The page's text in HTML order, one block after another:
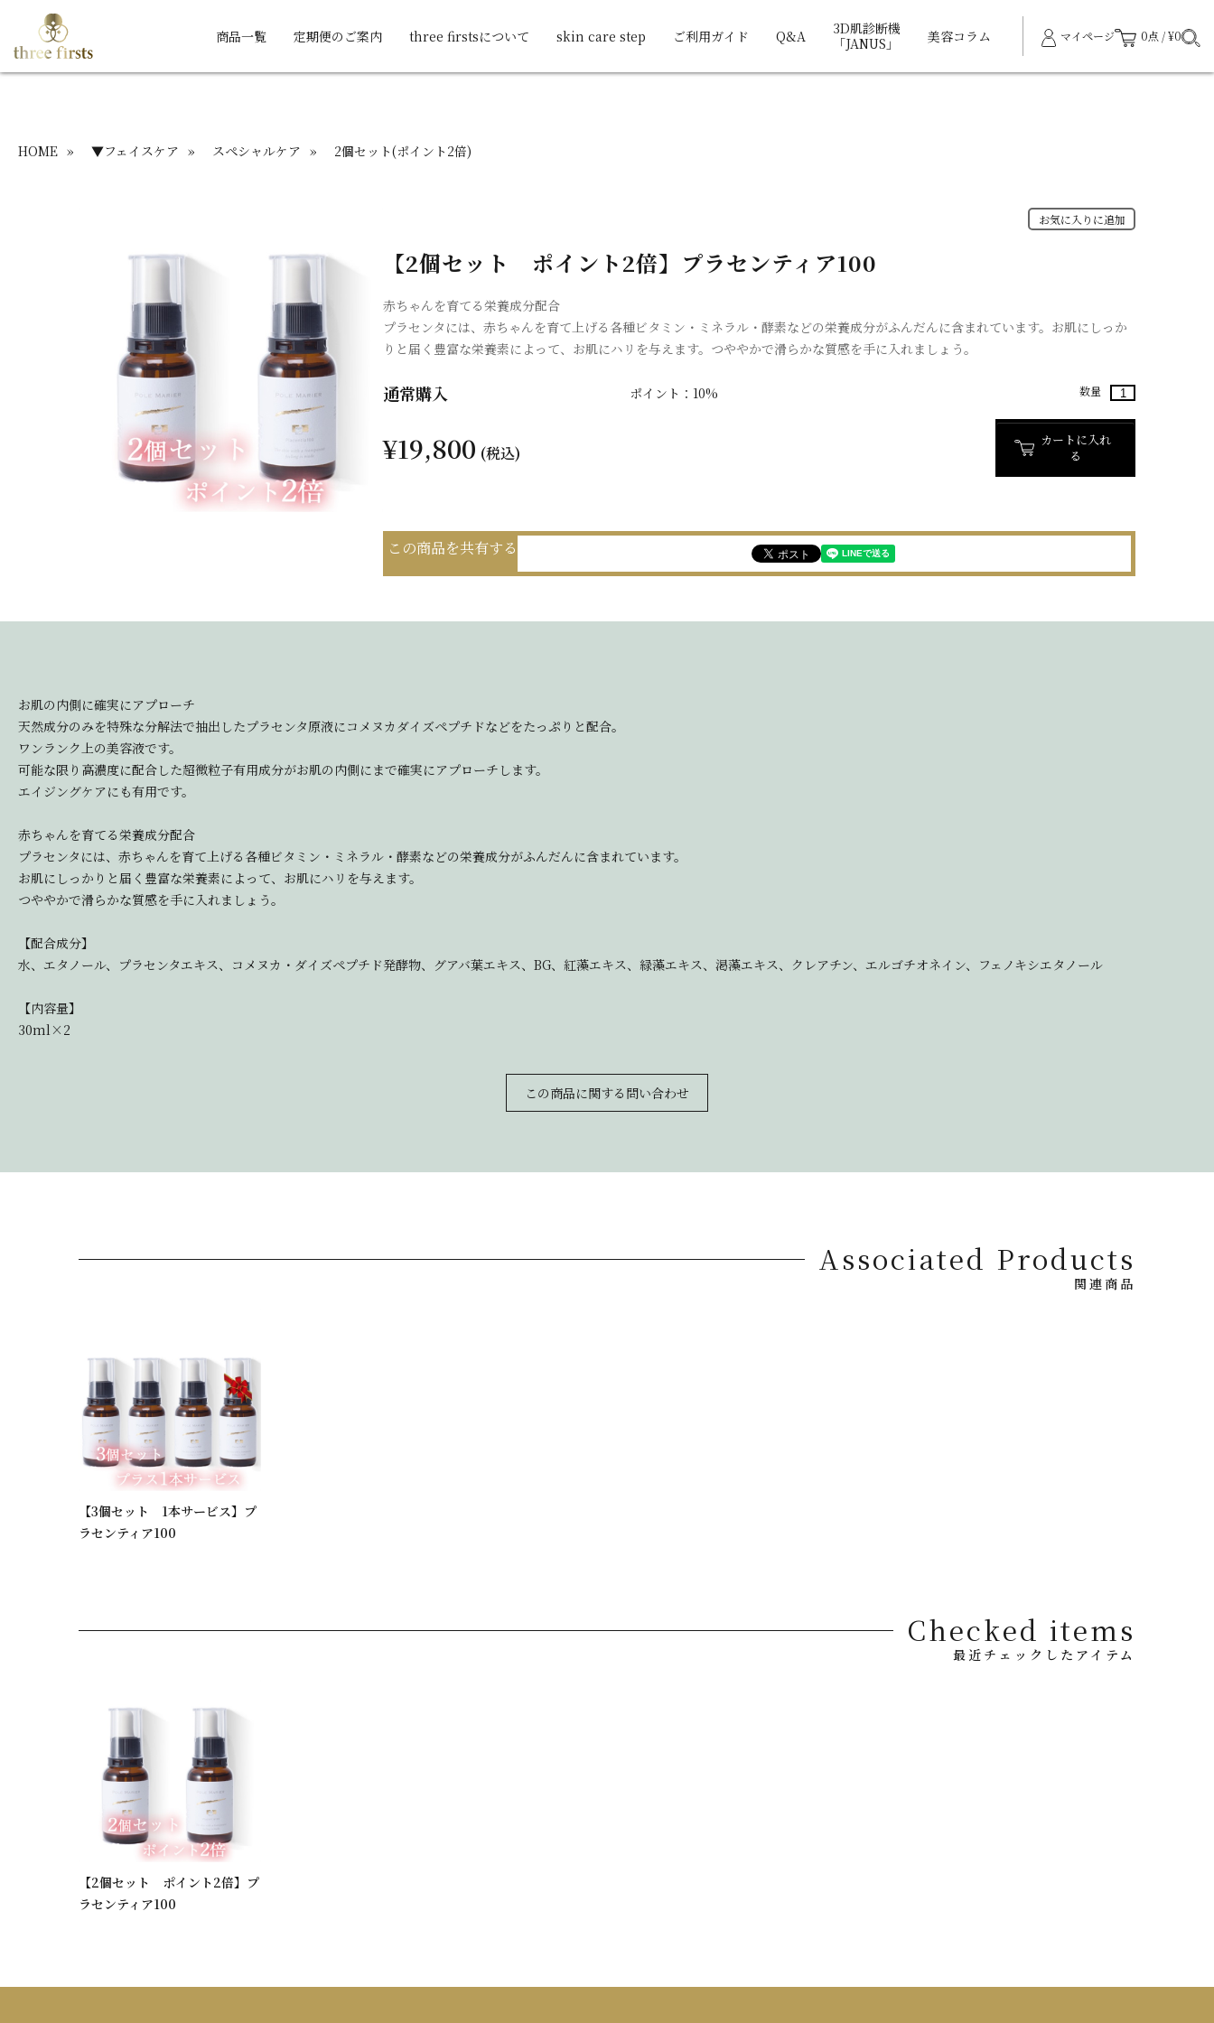
商品一覧 定期便のご案内 three firstsについて skin care step ご利用ガイド Q&A
3D肌診断機
「JANUS」
美容コラム マイページ 0点 / ¥0
HOME » ▼フェイスケア » スペシャルケア » 2個セット(ポイント2倍)
お気に入りに追加
【2個セット ポイント2倍】プラセンティア100
赤ちゃんを育てる栄養成分配合
プラセンタには、赤ちゃんを育て上げる各種ビタミン・ミネラル・酵素などの栄養成分がふんだんに含まれています。お肌にしっか
りと届く豊富な栄養素によって、お肌にハリを与えます。つややかで滑らかな質感を手に入れましょう。
通常購入 ポイント：10% 数量
¥19,800 (税込)
カートに入れ
る
この商品を共有する
お肌の内側に確実にアプローチ
天然成分のみを特殊な分解法で抽出したプラセンタ原液にコメヌカダイズペプチドなどをたっぷりと配合。
ワンランク上の美容液です。
可能な限り高濃度に配合した超微粒子有用成分がお肌の内側にまで確実にアプローチします。
エイジングケアにも有用です。
赤ちゃんを育てる栄養成分配合
プラセンタには、赤ちゃんを育て上げる各種ビタミン・ミネラル・酵素などの栄養成分がふんだんに含まれています。
お肌にしっかりと届く豊富な栄養素によって、お肌にハリを与えます。
つややかで滑らかな質感を手に入れましょう。
【配合成分】
水、エタノール、プラセンタエキス、コメヌカ・ダイズペプチド発酵物、グアバ葉エキス、BG、紅藻エキス、緑藻エキス、渇藻エキス、クレアチン、エルゴチオネイン、フェノキシエタノール
【内容量】
30ml×2
この商品に関する問い合わせ
Associated Products
関連商品
【3個セット 1本サービス】プ
ラセンティア100
Checked items
最近チェックしたアイテム
【2個セット ポイント2倍】プ
ラセンティア100